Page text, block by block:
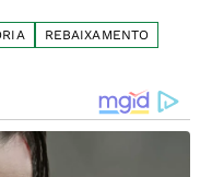
REBAIXAMENTO